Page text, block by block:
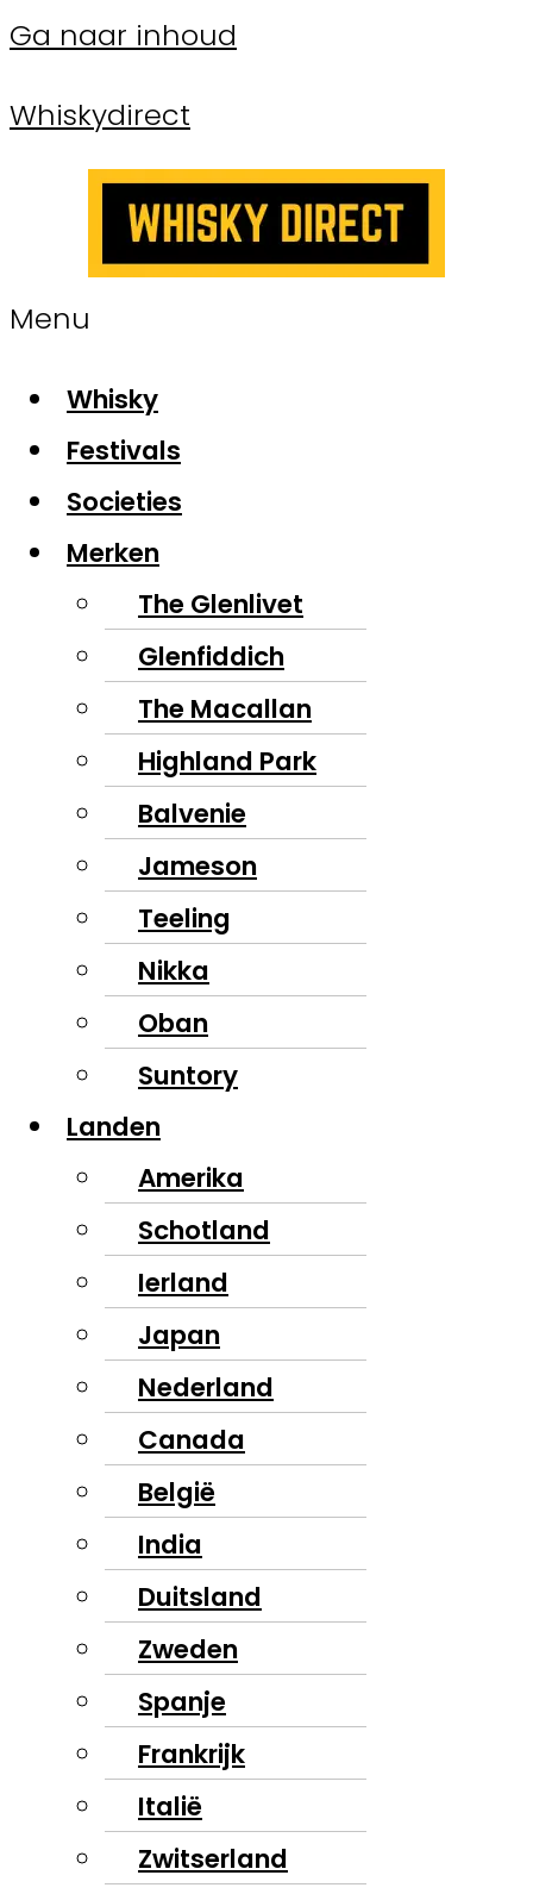
Ga naar inhoud
Whiskydirect
Menu
Whisky
Festivals
Societies
Merken
The Glenlivet
Glenfiddich
The Macallan
Highland Park
Balvenie
Jameson
Teeling
Nikka
Oban
Suntory
Landen
Amerika
Schotland
Ierland
Japan
Nederland
Canada
België
India
Duitsland
Zweden
Spanje
Frankrijk
Italië
Zwitserland